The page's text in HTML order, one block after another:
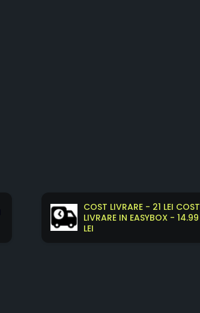
COST LIVRARE - 21 LEI COST
LIVRARE IN EASYBOX - 14.99
LEI